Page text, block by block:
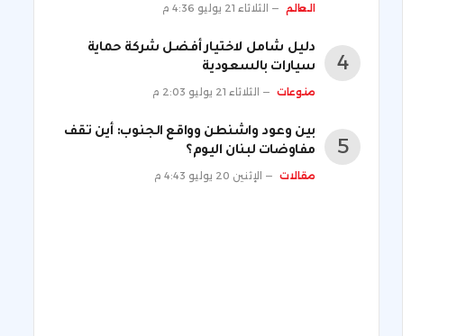
العالم الثلاثاء 21 يوليو 4:36 م
دليل شامل لاختيار أفضل شركة حماية
سيارات بالسعودية
منوعات الثلاثاء 21 يوليو 2:03 م
بين وعود واشنطن وواقع الجنوب: أين تقف
مفاوضات لبنان اليوم؟
مقالات الإثنين 20 يوليو 4:43 م